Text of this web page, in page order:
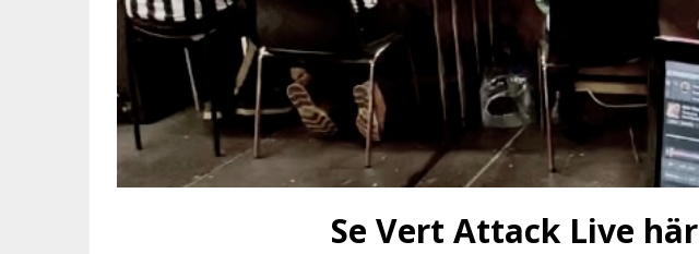
Se Vert Attack Live här